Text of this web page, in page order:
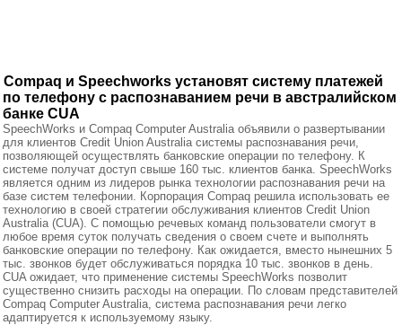
Compaq и Speechworks установят систему платежей
по телефону с распознаванием речи в австралийском
банке CUA
SpeechWorks и Compaq Computer Australia объявили о развертывании
для клиентов Credit Union Australia системы распознавания речи,
позволяющей осуществлять банковские операции по телефону. К
системе получат доступ свыше 160 тыс. клиентов банка. SpeechWorks
является одним из лидеров рынка технологии распознавания речи на
базе систем телефонии. Корпорация Compaq решила использовать ее
технологию в своей стратегии обслуживания клиентов Credit Union
Australia (CUA). С помощью речевых команд пользователи смогут в
любое время суток получать сведения о своем счете и выполнять
банковские операции по телефону. Как ожидается, вместо нынешних 5
тыс. звонков будет обслуживаться порядка 10 тыс. звонков в день.
CUA ожидает, что применение системы SpeechWorks позволит
существенно снизить расходы на операции. По словам представителей
Compaq Computer Australia, система распознавания речи легко
адаптируется к используемому языку.